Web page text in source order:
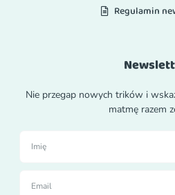
Regulamin
Nie przegap nowych trików i
matmę razem